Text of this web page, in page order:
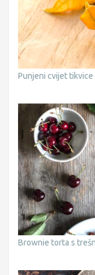
Punjeni cvijet tikvice
Brownie torta s